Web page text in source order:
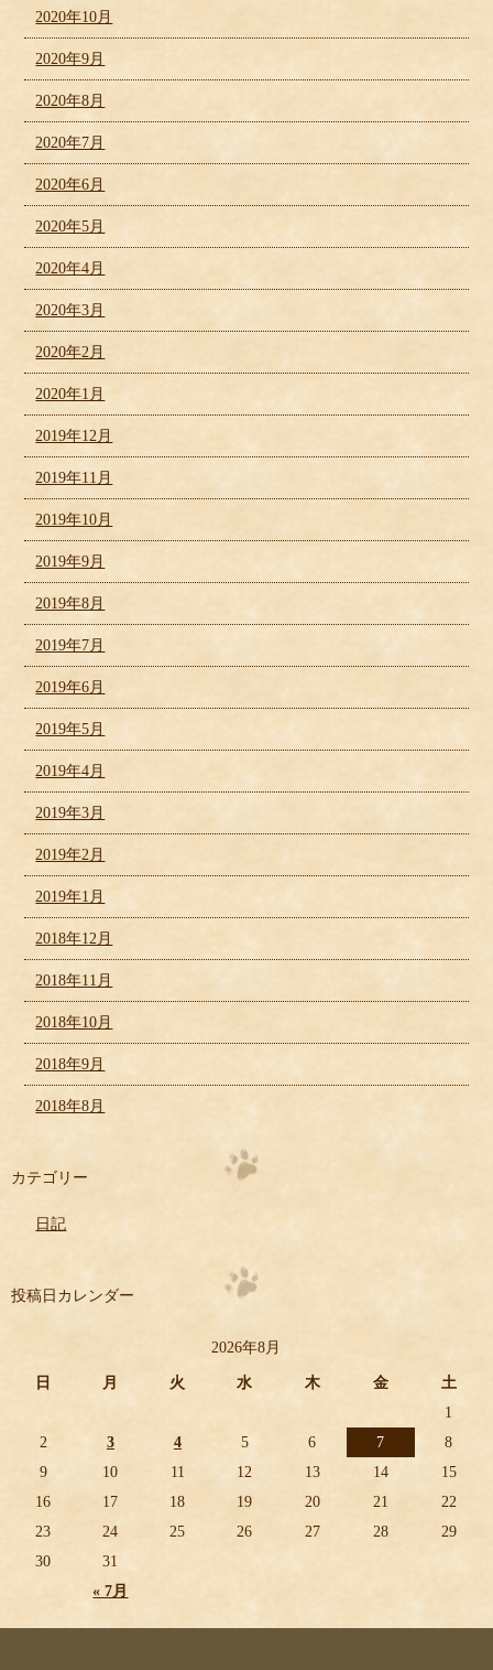
2020年10月
2020年9月
2020年8月
2020年7月
2020年6月
2020年5月
2020年4月
2020年3月
2020年2月
2020年1月
2019年12月
2019年11月
2019年10月
2019年9月
2019年8月
2019年7月
2019年6月
2019年5月
2019年4月
2019年3月
2019年2月
2019年1月
2018年12月
2018年11月
2018年10月
2018年9月
2018年8月
カテゴリー
日記
投稿日カレンダー
2026年8月
日 月 火 水 木 金 土
« 7月
1
2
3 4 5 6 7
8
9
10 11 12 13 14
15
16
17 18 19 20 21
22
23
24 25 26 27 28
29
30
31